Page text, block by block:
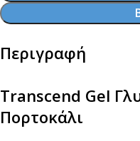
Περιγραφή
Transcend Gel
Πορτοκάλι